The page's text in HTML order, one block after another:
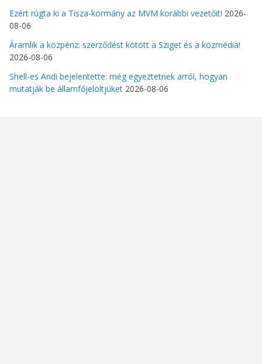
Ezért rúgta ki a Tisza-kormány az MVM korábbi vezetőit! 2026-
08-06
Áramlik a közpénz: szerződést kötött a Sziget és a közmédia!
2026-08-06
Shell-es Andi bejelentette: még egyeztetnek arról, hogyan
mutatják be államfőjelöltjüket 2026-08-06